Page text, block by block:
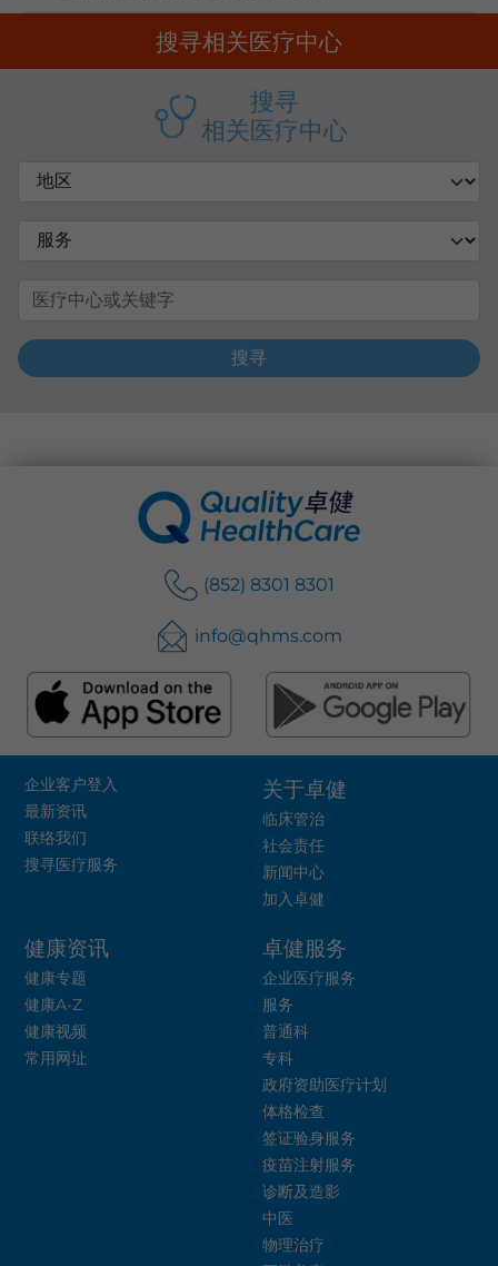
搜寻相关医疗中心
搜寻
相关医疗中心
搜寻
(852) 8301 8301
info@qhms.com
企业客户登入
最新资讯
联络我们
搜寻医疗服务
关于卓健
临床管治
社会责任
新闻中心
加入卓健
健康资讯
健康专题
健康A-Z
健康视频
常用网址
卓健服务
企业医疗服务
服务
普通科
专科
政府资助医疗计划
体格检查
签证验身服务
疫苗注射服务
诊断及造影
中医
物理治疗